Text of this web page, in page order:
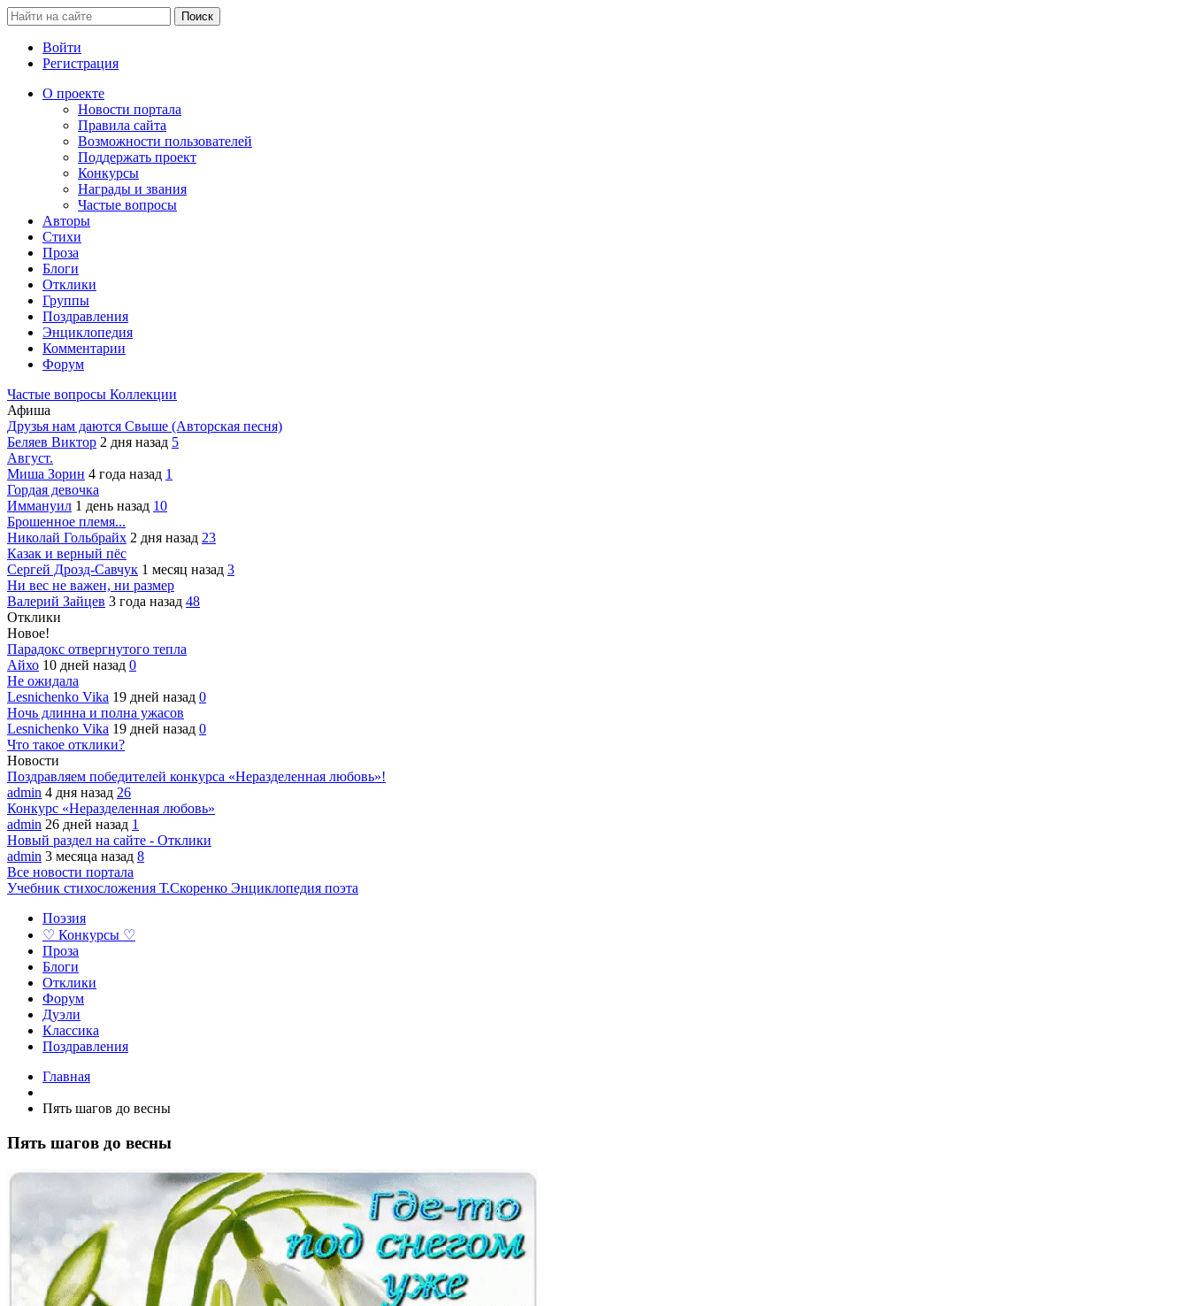
Войти
Регистрация
О проекте
Новости портала
Правила сайта
Возможности пользователей
Поддержать проект
Конкурсы
Награды и звания
Частые вопросы
Авторы
Стихи
Проза
Блоги
Отклики
Группы
Поздравления
Энциклопедия
Комментарии
Форум
Частые вопросы Коллекции
Афиша
Друзья нам даются Свыше (Авторская песня)
Беляев Виктор 2 дня назад 5
Август.
Миша Зорин 4 года назад 1
Гордая девочка
Иммануил 1 день назад 10
Брошенное племя...
Николай Гольбрайх 2 дня назад 23
Казак и верный пёс
Сергей Дрозд-Савчук 1 месяц назад 3
Ни вес не важен, ни размер
Валерий Зайцев 3 года назад 48
Отклики
Новое!
Парадокс отвергнутого тепла
Айхо 10 дней назад 0
Не ожидала
Lesnichenko Vika 19 дней назад 0
Ночь длинна и полна ужасов
Lesnichenko Vika 19 дней назад 0
Что такое отклики?
Новости
Поздравляем победителей конкурса «Неразделенная любовь»!
admin 4 дня назад 26
Конкурс «Неразделенная любовь»
admin 26 дней назад 1
Новый раздел на сайте - Отклики
admin 3 месяца назад 8
Все новости портала
Учебник стихосложения Т.Скоренко Энциклопедия поэта
Поэзия
♡ Конкурсы ♡
Проза
Блоги
Отклики
Форум
Дуэли
Классика
Поздравления
Главная
Пять шагов до весны
Пять шагов до весны